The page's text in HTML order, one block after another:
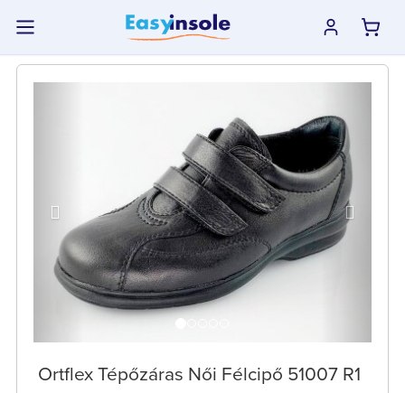
Ortflex Tépőzáras Női Félcipő 51007 R1